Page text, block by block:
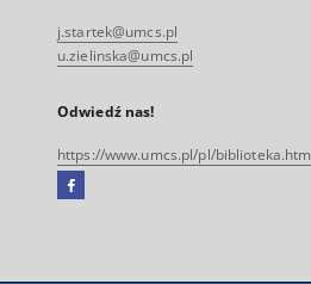
j.startek@umcs.pl
u.zielinska@umcs.pl
Odwiedź nas!
https://www.umcs.pl/pl/biblioteka.htm
Facebook
się